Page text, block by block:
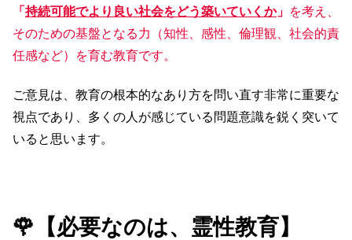
「 持続可能でより良い社会をどう築いていくか」 を考え、
そのための基盤となる力（知性、感性、倫理観、社会的責
任感など）を育む教育です。
ご意見は、教育の根本的なあり方を問い直す非常に重要な
視点であり、多くの人が感じている問題意識を鋭く突いて
いると思います。
🌹【必要なのは、霊性教育】